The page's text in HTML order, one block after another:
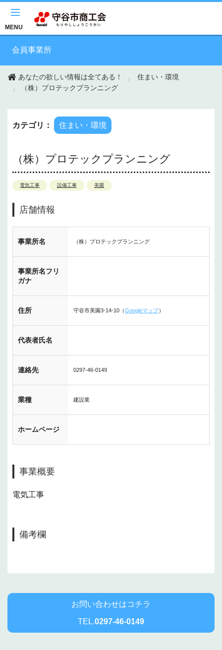
MENU
会員事業所
あなたの欲しい情報は全てある！
住まい・環境
（株）プロテックプランニング
カテゴリ： 住まい・環境
（株）プロテックプランニング
電気工事 設備工事 美園
店舗情報
事業所名 （株）プロテックプランニング
事業所名フリ
ガナ
住所 守谷市美園3-14-10（Googleマップ）
代表者氏名
連絡先 0297-46-0149
業種 建設業
ホームページ
事業概要
電気工事
備考欄
お問い合わせはコチラ
TEL.0297-46-0149